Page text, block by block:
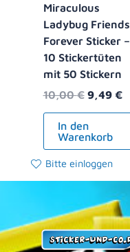
Miraculous
Ladybug Friends
Forever Sticker –
10 Stickertüten
mit 50 Stickern
10,00€ 9,49 €
In den
Warenkorb
Bitte einloggen